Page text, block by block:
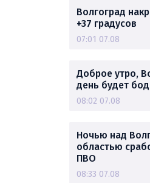
Волгоград
+37 градусов
07:01 07.08
Доброе утро,
день будет
08:02 07.08
Ночью над
областью
ПВО
08:33 07.08